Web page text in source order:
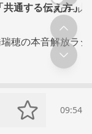
09:54
通する伝え方」
穂の本音解放ラジ
スクロール